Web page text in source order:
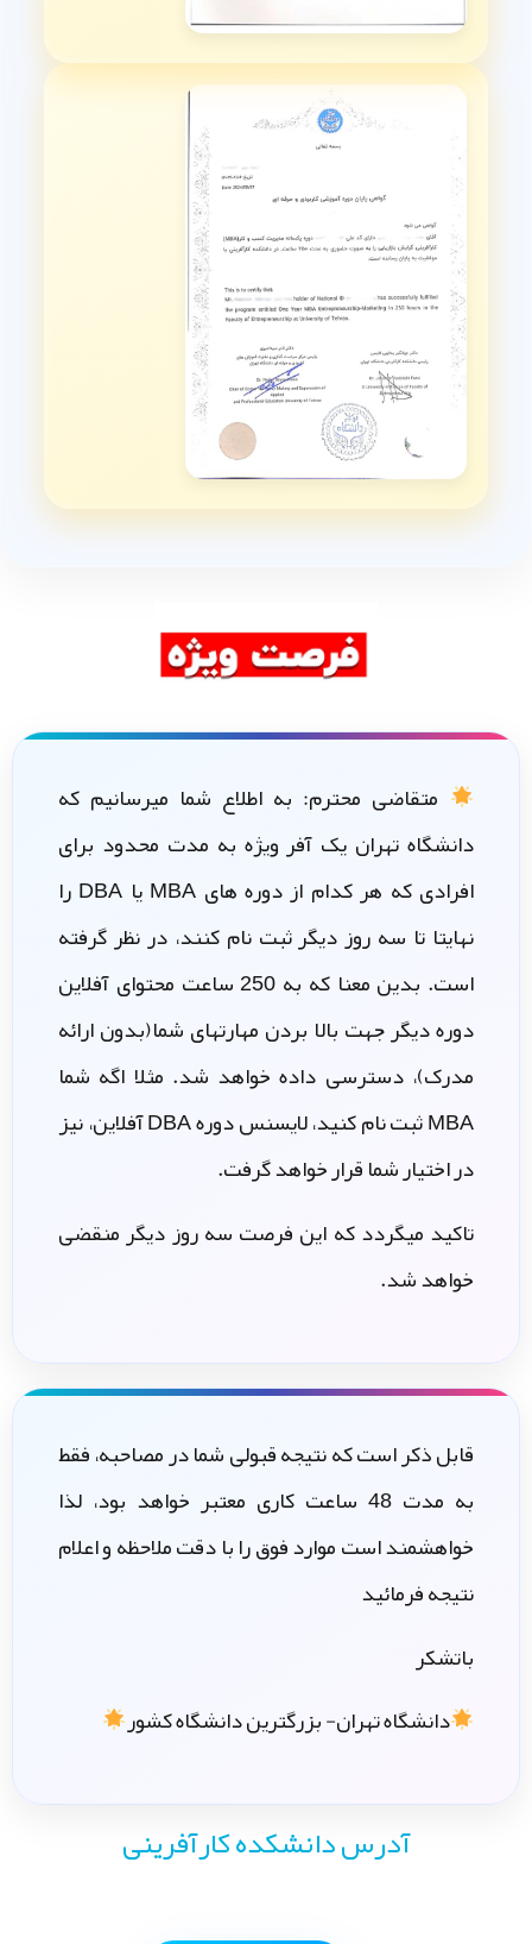
متقاضی محترم: به اطلاع شما میرسانیم که
دانشگاه تهران یک آفر ویژه به مدت محدود برای
افرادی که هر کدام از دوره های MBA یا DBA را
نهایتا تا سه روز دیگر ثبت نام کنند، در نظر گرفته
است. بدین معنا که به 250 ساعت محتوای آفلاین
دوره دیگر جهت بالا بردن مهارتهای شما(بدون ارائه
مدرک)، دسترسی داده خواهد شد. مثلا اگه شما
MBA ثبت نام کنید، لایسنس دوره DBA آفلاین، نیز
در اختیار شما قرار خواهد گرفت.
تاکید میگردد که این فرصت سه روز دیگر منقضی
خواهد شد.
قابل ذکر است که نتیجه قبولی شما در مصاحبه، فقط
به مدت 48 ساعت کاری معتبر خواهد بود، لذا
خواهشمند است موارد فوق را با دقت ملاحظه و اعلام
نتیجه فرمائید
باتشکر
دانشگاه تهران- بزرگترین دانشگاه کشور
آدرس دانشکده کارآفرینی